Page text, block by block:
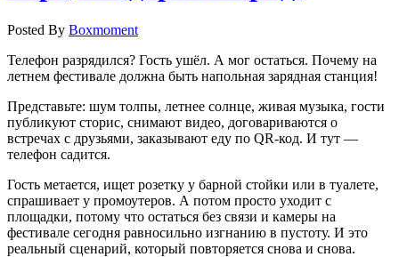
Posted By Boxmoment
Телефон разрядился? Гость ушёл. А мог остаться. Почему на
летнем фестивале должна быть напольная зарядная станция!
Представьте: шум толпы, летнее солнце, живая музыка, гости
публикуют сторис, снимают видео, договариваются о
встречах с друзьями, заказывают еду по QR-код. И тут —
телефон садится.
Гость метается, ищет розетку у барной стойки или в туалете,
спрашивает у промоутеров. А потом просто уходит с
площадки, потому что остаться без связи и камеры на
фестивале сегодня равносильно изгнанию в пустоту. И это
реальный сценарий, который повторяется снова и снова.